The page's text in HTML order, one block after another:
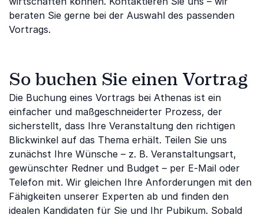
beraten Sie gerne bei der Auswahl des passenden
Vortrags.
So buchen Sie einen Vortrag
Die Buchung eines Vortrags bei Athenas ist ein
einfacher und maßgeschneiderter Prozess, der
sicherstellt, dass Ihre Veranstaltung den richtigen
Blickwinkel auf das Thema erhält. Teilen Sie uns
zunächst Ihre Wünsche – z. B. Veranstaltungsart,
gewünschter Redner und Budget – per E-Mail oder
Telefon mit. Wir gleichen Ihre Anforderungen mit den
Fähigkeiten unserer Experten ab und finden den
idealen Kandidaten für Sie und Ihr Pubikum. Sobald